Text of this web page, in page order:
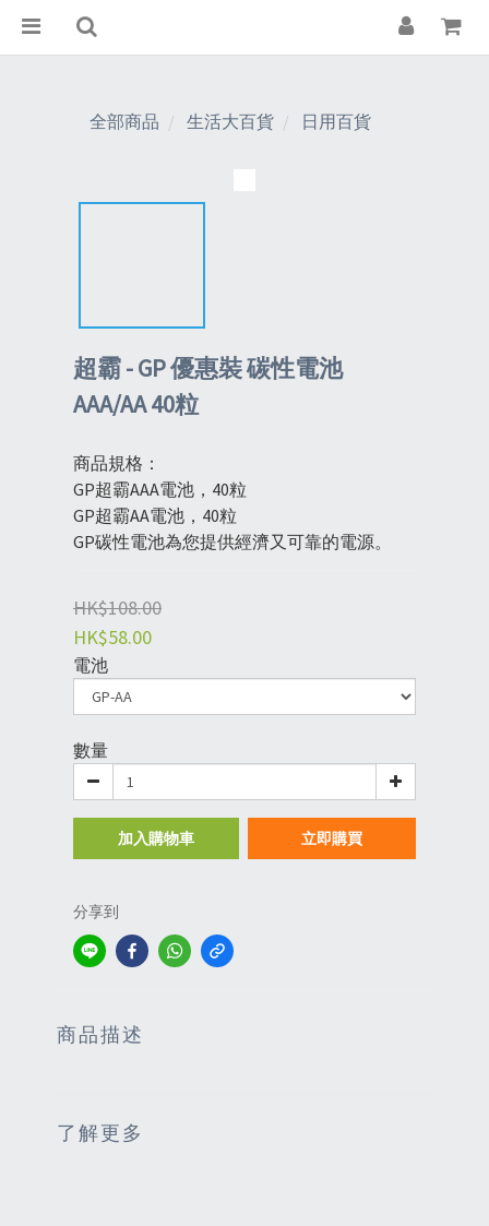
全部商品 生活大百貨 日用百貨
超霸 - GP 優惠裝 碳性電池
AAA/AA 40粒
商品規格：
GP超霸AAA電池，40粒
GP超霸AA電池，40粒
GP碳性電池為您提供經濟又可靠的電源。
HK$108.00
HK$58.00
電池
數量
加入購物車 立即購買
分享到
商品描述
了解更多